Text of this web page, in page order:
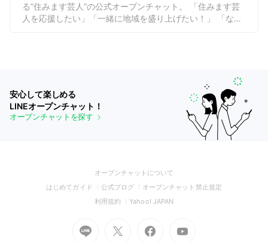
る”住みます芸人”の公式オープンチャット。 「住みます芸
人を応援したい」「一緒に地域を盛り上げたい！」 「なん
安心して楽しめる
LINEオープンチャット！
オープンチャットを探す
オープンチャットについて
in
はじめてガイド
(Open
in
window)
公式ブログ
(Open
in
window)
オープンチャット禁止規定(Open
利用規約
(Open
new
Yahoo! JAPAN
new
Go
to
Go
to
Go
to
to